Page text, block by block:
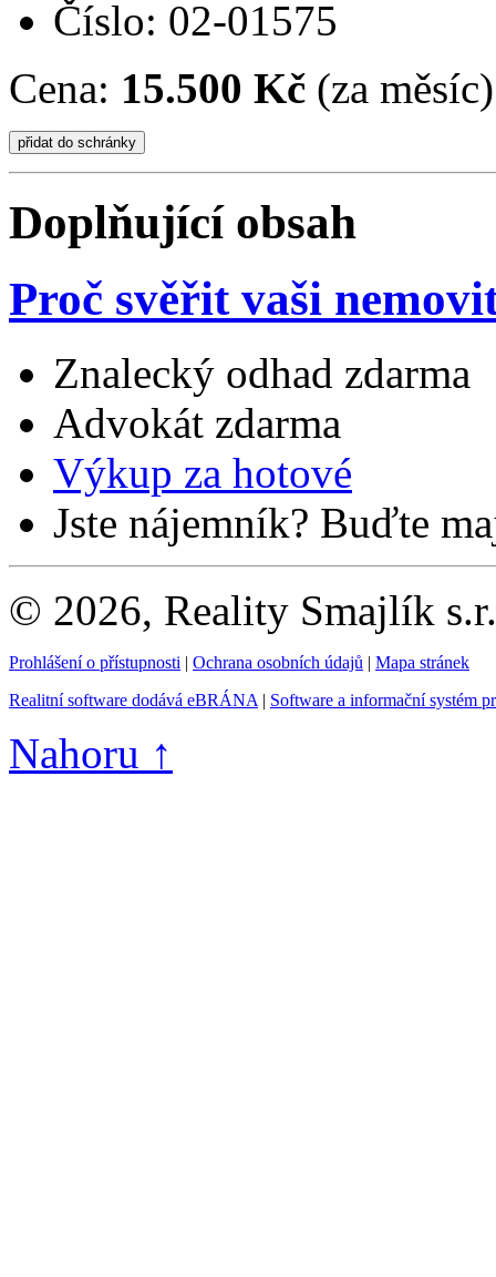
Číslo: 02-01575
Cena: 15.500 Kč (za měsíc)
Doplňující obsah
Proč svěřit vaši
Znalecký odhad zdarma
Advokát zdarma
Výkup za hotové
Jste nájemník? Buďte
© 2026, Reality Smajlík
Prohlášení o přístupnosti | Ochrana osobních údajů | Mapa stránek
Realitní software dodává eBRÁNA | Software a informační systém
Nahoru ↑